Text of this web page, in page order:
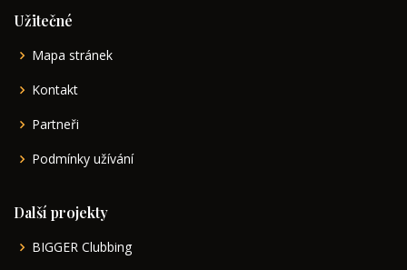
Užitečné
Mapa stránek
Kontakt
Partneři
Podmínky užívání
Další projekty
BIGGER Clubbing